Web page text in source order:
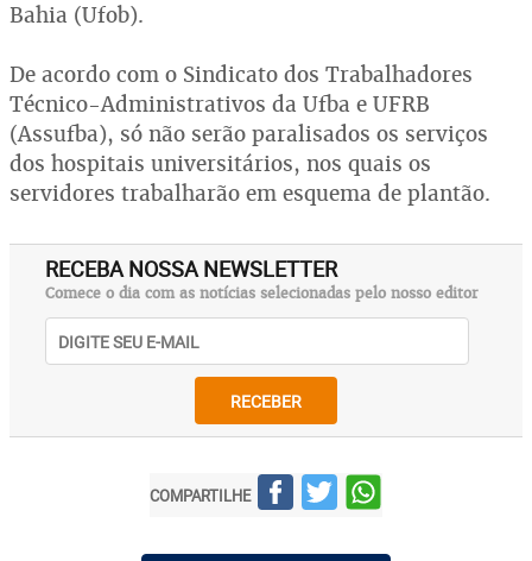
Bahia (Ufob).
De acordo com o Sindicato dos Trabalhadores
Técnico-Administrativos da Ufba e UFRB
(Assufba), só não serão paralisados os serviços
dos hospitais universitários, nos quais os
servidores trabalharão em esquema de plantão.
RECEBA NOSSA NEWSLETTER
Comece o dia com as notícias selecionadas pelo nosso editor
RECEBER
COMPARTILHE